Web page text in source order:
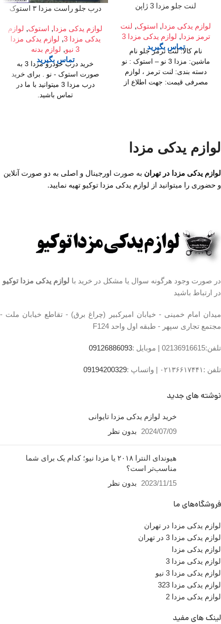
لنت جلو مزدا 3 ژاپن
لوازم یدکی مزدا, استوک, لنت
ترمز مزدا, لوازم یدکی مزدا 3
تماس بگیرید
نام کالا: لنت ترمز جلو نام
ماشین: مزدا 3 نو – استوک : نو
دسته بندی: لنت ترمز ، لوازم
مصرفی قیمت: جهت اطلاع از
مدت زمان اعلام شده منوط به
استفاده از قطعات اصلی و
درب جلو راست مزدا ۳ استوک
لوازم یدکی مزدا, استوک, لوازم
یدکی مزدا 3 , لوازم یدکی مزدا
3 نیو
, لوازم بدنه
تماس بگیرید
خرید درب خودرو مزدا 3 به
صورت استوک - نو . برای خرید
درب مزدا 3 میتوانید با ما در
تماس باشید.
میدان امام خمینی،خیابان
امیرکبیر (چراغ برق)
ساعت کار فروشگاه
ها ساعت 9 الی 14
یدکی مزدا در
تلفن 02136617441 موبایل
لوازم یدکی مزدا
لوازم یدکی مزدا در تهران به صورت اورجینال و اصلی به دو صورت آنلاین
و حضوری را میتوانید از لوازم یدکی مزدا توکیو تهیه نمایید.
در صورت وجود هرگونه سوال یا مشکل در خرید با لوازم یدکی مزدا توکیو
در ارتباط باشید
میدان امام خمینی - خیابان امیرکبیر (چراغ برق) - تقاطع خیابان ملت -
مجتمع تجاری سپهر - طبقه اول واحد F124
تلفن:02136916615 | موبایل :09126886093
تلفن :۰۲۱۳۶۶۱۷۴۴۱ | واتساپ :09194200329
نوشته های جدید
خرید لوازم یدکی مزدا تایوانی
2024/07/09 بدون نظر
هیوندای النترا ۲۰۱۸ یا مزدا نیو؛ کدام یک برای شما
مناسب‌تر است؟
2023/11/15 بدون نظر
فروشگاه‌های ما
لوازم یدکی مزدا در تهران
لوازم یدکی مزدا 3 در تهران
لوازم یدکی مزدا
لوازم یدکی مزدا 3
لوازم یدکی مزدا 3 نیو
لوازم یدکی مزدا 323
لوازم یدکی مزدا 2
لینک های مفید